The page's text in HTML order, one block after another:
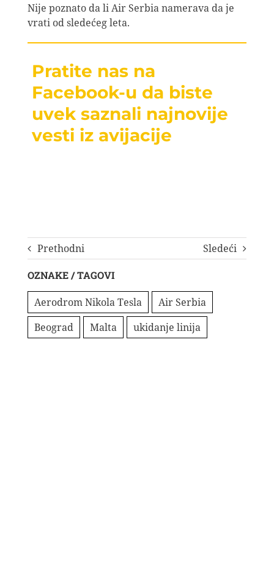
Nije poznato da li Air Serbia namerava da je
vrati od sledećeg leta.
Pratite nas na
Facebook-u da biste
uvek saznali najnovije
vesti iz avijacije
Prethodni Sledeći
OZNAKE / TAGOVI
Aerodrom Nikola Tesla
Air Serbia
Beograd
Malta ukidanje linija